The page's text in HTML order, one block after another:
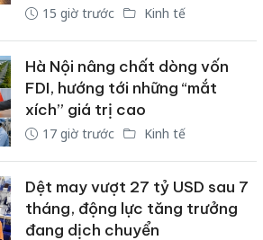
15 giờ trước Kinh tế
Hà Nội nâng chất dòng vốn
FDI, hướng tới những “mắt
xích” giá trị cao
17 giờ trước Kinh tế
Dệt may vượt 27 tỷ USD sau 7
tháng, động lực tăng trưởng
đang dịch chuyển